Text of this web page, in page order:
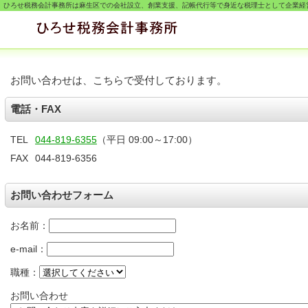
ひろせ税務会計事務所は麻生区での会社設立、創業支援、記帳代行等で身近な税理士として企業経
お問い合わせは、こちらで受付しております。
電話・FAX
TEL 044-819-6355 （平日 09:00～17:00）
FAX
044-819-6356
お問い合わせフォーム
お名前：
e-mail：
職種：
お問い合わせ